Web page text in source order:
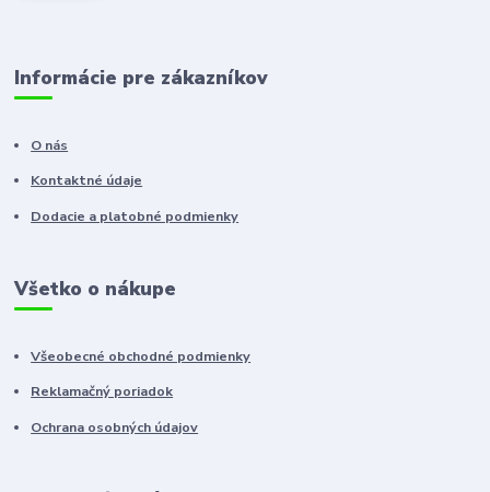
Informácie pre zákazníkov
O nás
Kontaktné údaje
Dodacie a platobné podmienky
Všetko o nákupe
Všeobecné obchodné podmienky
Reklamačný poriadok
Ochrana osobných údajov